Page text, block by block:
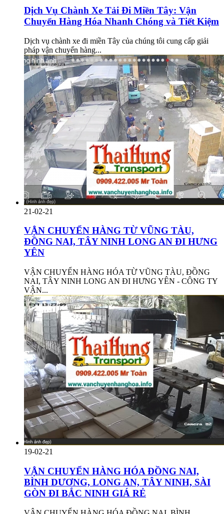
Dịch Vụ Chành Xe Tải Đi Miền Tây: Vận
Chuyển Hàng Hóa Nhanh Chóng và Tiết Kiệm
Dịch vụ chành xe đi miền Tây của chúng tôi cung cấp giải
pháp vận chuyển hàng...
21-02-21
VẬN CHUYỂN HÀNG TỪ VŨNG TÀU,
ĐỒNG NAI, TÂY NINH LONG AN ĐI HƯNG
YÊN
VẬN CHUYỂN HÀNG HÓA TỪ VŨNG TÀU, ĐỒNG
NAI, TÂY NINH LONG AN ĐI HƯNG YÊN - CÔNG TY
VẬN...
19-02-21
VẬN CHUYỂN HÀNG HÓA ĐỒNG NAI,
BÌNH DƯƠNG, LONG AN, TÂY NINH, SÀI
GÒN ĐI BẮC NINH GIÁ RẺ